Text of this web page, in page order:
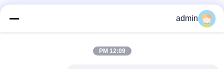
admin
12:09 PM